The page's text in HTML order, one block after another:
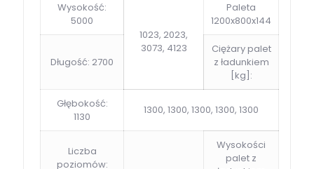
Wysokość:
5000
1023, 2023,
3073, 4123
Paleta
1200x800x144
Długość: 2700
Ciężary palet
z ładunkiem
[kg]:
Głębokość:
1130
1300, 1300, 1300, 1300, 1300
Liczba
poziomów:
Wysokości
palet z